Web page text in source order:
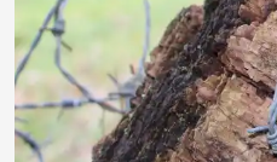
Sternschnuppe1